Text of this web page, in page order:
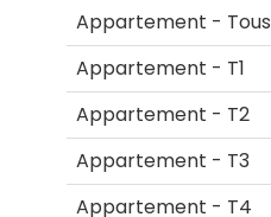
Appartement - Tous
Appartement - T1
Appartement - T2
Appartement - T3
Appartement - T4